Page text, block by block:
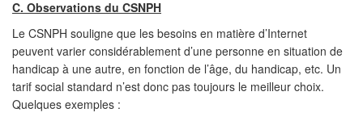
C. Observations du CSNPH
Le CSNPH souligne que les besoins en matière d’Internet
peuvent varier considérablement d’une personne en situation de
handicap à une autre, en fonction de l’âge, du handicap, etc. Un
tarif social standard n’est donc pas toujours le meilleur choix.
Quelques exemples :